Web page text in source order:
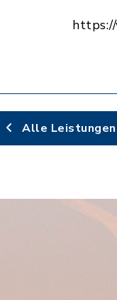
Alle Leistungen